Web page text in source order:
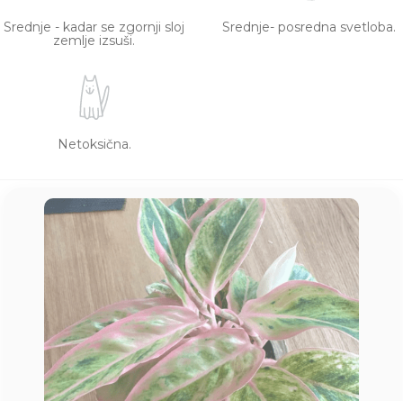
Srednje - kadar se zgornji sloj
zemlje izsuši.
Srednje- posredna svetloba.
Netoksična.